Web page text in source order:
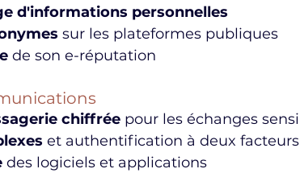
d'informations personnelles
sur les plateformes publiques
de son e-réputation
chiffrée pour les échanges
et authentification à deux facteurs
des logiciels et applications